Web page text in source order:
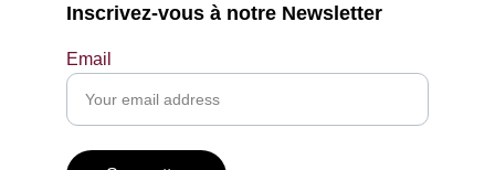
Inscrivez-vous à notre Newsletter
Email